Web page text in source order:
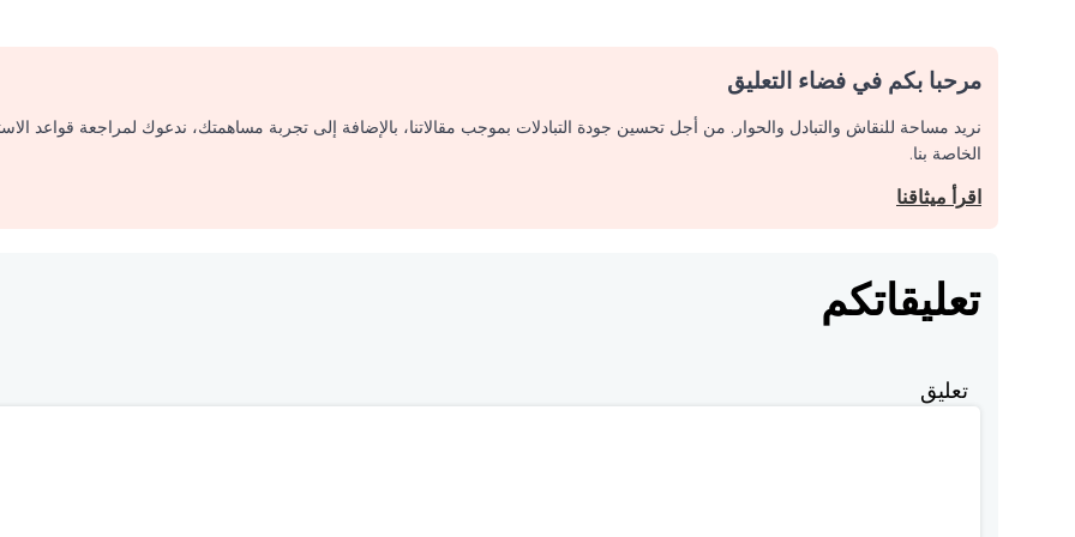
مرحبا بكم في فضاء التعليق
نريد مساحة للنقاش والتبادل والحوار. من أجل تحسين جودة التبادلات بموجب مقالاتنا، بالإضافة إلى تجربة مساهمتك، ندعوك لمراجعة قواعد
الخاصة بنا.
اقرأ ميثاقنا
تعليقاتكم
تعليق